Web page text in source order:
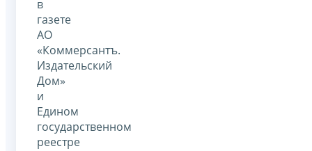
в
газете
АО
«Коммерсантъ.
Издательский
Дом»
и
Едином
государственном
реестре